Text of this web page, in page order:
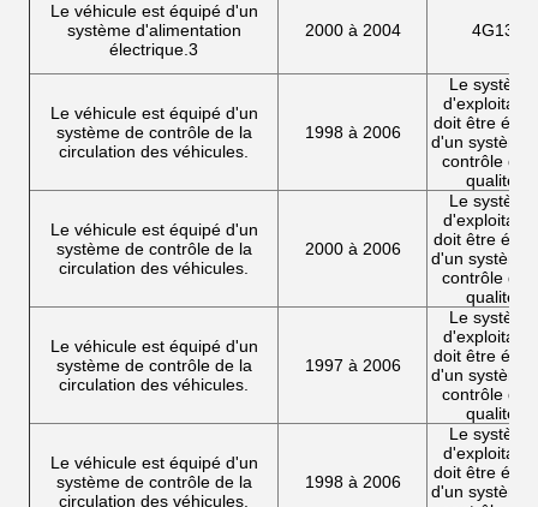
Le véhicule est équipé d'un
système d'alimentation
électrique.3
2000 à 2004 4G13
Le véhicule est équipé d'un
système de contrôle de la
circulation des véhicules.
1998 à 2006
Le système
doit être
d'un système
contrôle de
qualité.
Le véhicule est équipé d'un
système de contrôle de la
circulation des véhicules.
2000 à 2006
Le système
doit être
d'un système
contrôle de
qualité.
Le véhicule est équipé d'un
système de contrôle de la
circulation des véhicules.
1997 à 2006
Le système
doit être
d'un système
contrôle de
qualité.
Le véhicule est équipé d'un
système de contrôle de la
circulation des véhicules.
1998 à 2006
Le système
doit être
d'un système